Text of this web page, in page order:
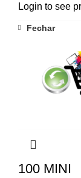
Login to see
Fechar
100 MINI